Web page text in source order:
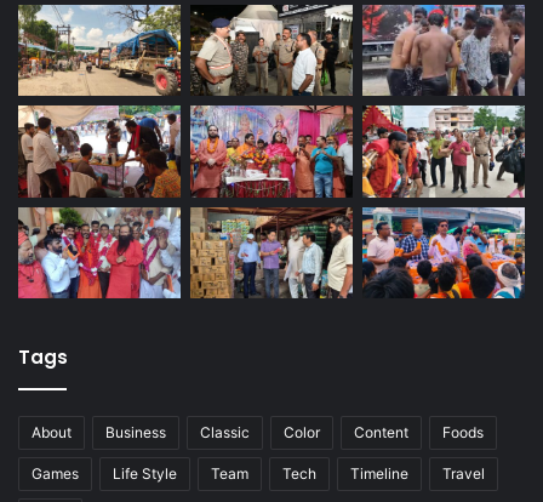
Tags
About Business Classic Color Content Foods
Games Life Style Team Tech Timeline Travel